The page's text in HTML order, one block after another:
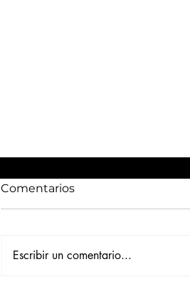
Comentarios
Escribir un comentario...